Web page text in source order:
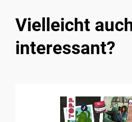
Vielleicht
interessant?